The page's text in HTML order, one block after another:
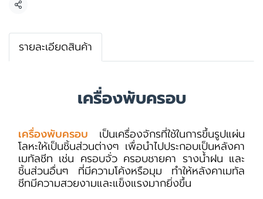
แชร์
รายละเอียดสินค้า
เครื่องพับครอบ
เครื่องพับครอบ เป็นเครื่องจักรที่ใช้ในการขึ้นรูปแผ่น
โลหะให้เป็นชิ้นส่วนต่างๆ เพื่อนำไปประกอบเป็นหลังคา
เมทัลชีท เช่น ครอบจั่ว ครอบชายคา รางน้ำฝน และ
ชิ้นส่วนอื่นๆ ที่มีความโค้งหรือมุม ทำให้หลังคาเมทัล
ชีทมีความสวยงามและแข็งแรงมากยิ่งขึ้น